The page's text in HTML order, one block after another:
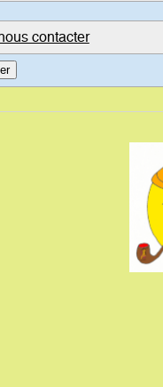
contacter